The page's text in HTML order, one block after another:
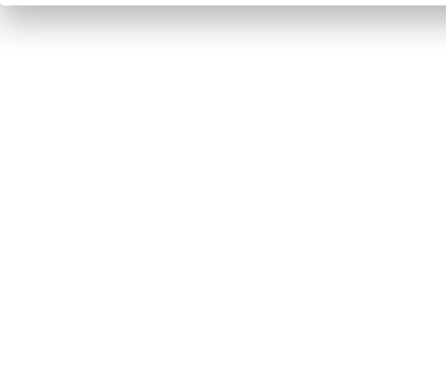
Präferenzen imAbschnitt Einzelheitenfest.